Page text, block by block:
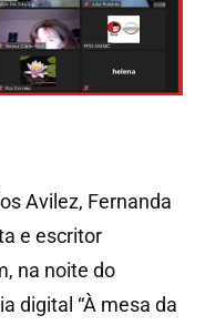
Avilez, Fernanda
e escritor
na noite do
digital “À mesa da